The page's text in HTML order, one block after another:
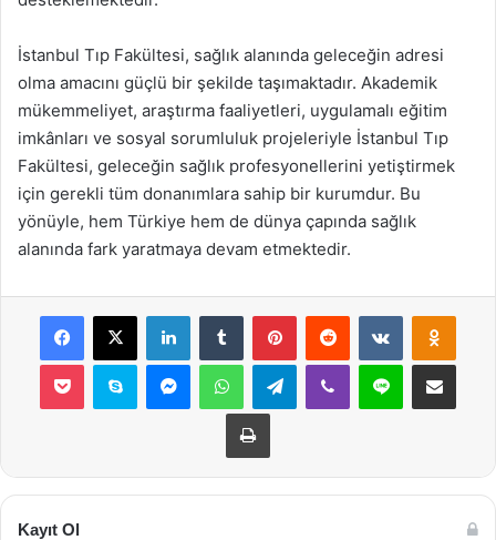
İstanbul Tıp Fakültesi, sağlık alanında geleceğin adresi
olma amacını güçlü bir şekilde taşımaktadır. Akademik
mükemmeliyet, araştırma faaliyetleri, uygulamalı eğitim
imkânları ve sosyal sorumluluk projeleriyle İstanbul Tıp
Fakültesi, geleceğin sağlık profesyonellerini yetiştirmek
için gerekli tüm donanımlara sahip bir kurumdur. Bu
yönüyle, hem Türkiye hem de dünya çapında sağlık
alanında fark yaratmaya devam etmektedir.
Facebook
X LinkedInTumblr PinterestReddit VKontakte
Pocket Skype MessengerWhatsAppTelegramViber Line E-Posta ile
Yazdır
Kayıt Ol